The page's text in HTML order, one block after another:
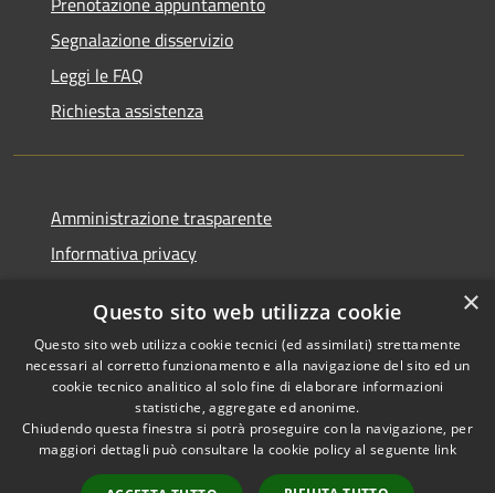
Segnalazione disservizio
Leggi le FAQ
Richiesta assistenza
Amministrazione trasparente
Informativa privacy
Dichiarazione di accessibilità
RSS
Accessibilità
Copyright © 2026 • Comune di
Casola in Lunigiana • Powered
×
Questo sito web utilizza cookie
Questo sito web utilizza cookie tecnici (ed assimilati) strettamente
necessari al corretto funzionamento e alla navigazione del sito ed un
cookie tecnico analitico al solo fine di elaborare informazioni
statistiche, aggregate ed anonime.
Chiudendo questa finestra si potrà proseguire con la navigazione, per
maggiori dettagli può consultare la cookie policy al seguente link